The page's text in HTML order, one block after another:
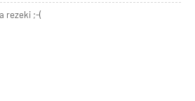
rezeki ;-(